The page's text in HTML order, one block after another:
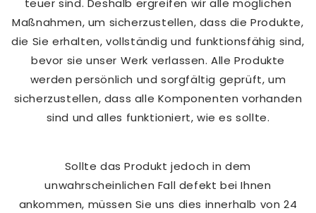
teuer sind. Deshalb ergreifen wir alle möglichen
Maßnahmen, um sicherzustellen, dass die Produkte,
die Sie erhalten, vollständig und funktionsfähig sind,
bevor sie unser Werk verlassen. Alle Produkte
werden persönlich und sorgfältig geprüft, um
sicherzustellen, dass alle Komponenten vorhanden
sind und alles funktioniert, wie es sollte.
Sollte das Produkt jedoch in dem
unwahrscheinlichen Fall defekt bei Ihnen
ankommen, müssen Sie uns dies innerhalb von 24